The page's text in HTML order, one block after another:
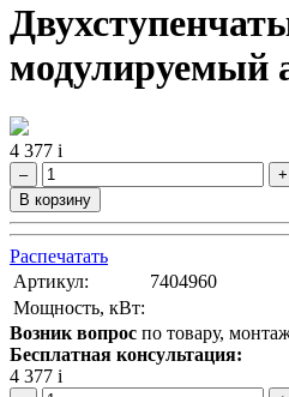
модулируемый
4 377 i
–
+
В корзину
Распечатать
Артикул:
7404960
Мощность, кВт:
Возник вопрос по товару,
Бесплатная консультация:
4 377 i